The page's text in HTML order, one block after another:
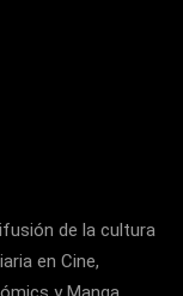
de la cultura
en Cine,